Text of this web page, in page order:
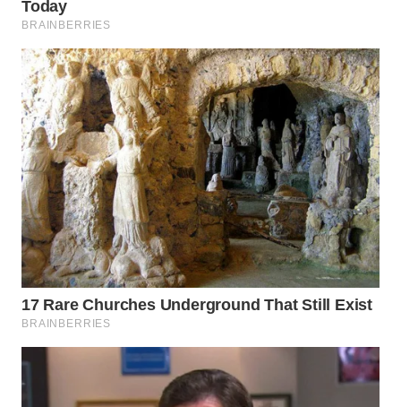
WN
KUNINGAN
WN
MAJALENGKA
WN
SUBANG
WN
SUKABUMI
WN
PURWAKARTA